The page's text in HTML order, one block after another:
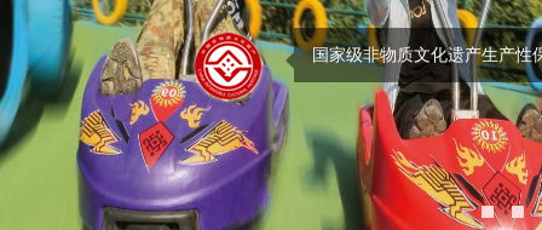
国家级非物质文化遗产生产性